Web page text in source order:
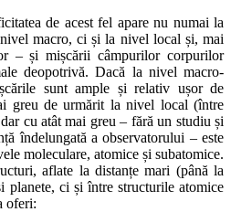
de acest fel apare nu numai la
macro, ci și la nivel local și, mai
– și mișcării câmpurilor corpurilor
deopotrivă. Dacă la nivel macro-
sunt ample și relativ ușor de
greu de urmărit la nivel local (între
cu atât mai greu – fără un studiu și
îndelungată a observatorului – este
moleculare, atomice și subatomice.
aflate la distanțe mari (până la
planete, ci și între structurile atomice
oferi: